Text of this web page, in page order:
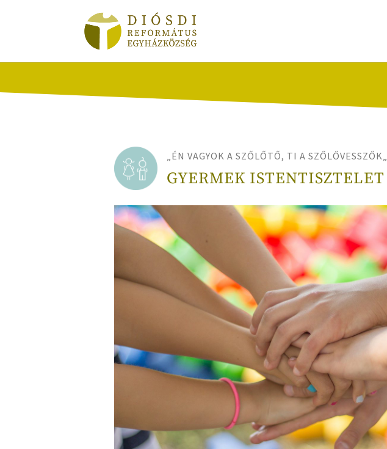
„ÉN VAGYOK A SZŐLŐTŐ, TI A SZŐLŐVESSZŐK„
GYERMEK ISTENTISZTELET